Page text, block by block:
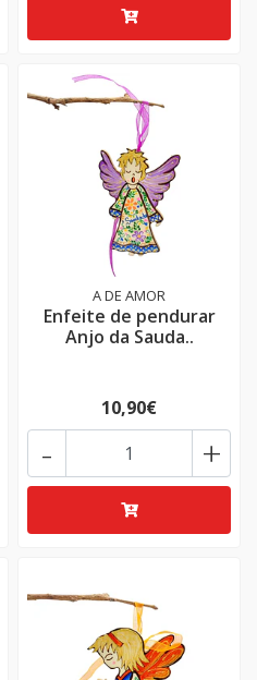
A DE AMOR
Enfeite de pendurar
Anjo da Sauda..
10,90€
+
-